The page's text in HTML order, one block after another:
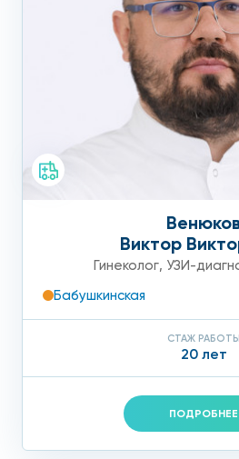
Виктор
Гинеколог, УЗИ-
Бабушкинская
СТАЖ РАБОТЫ
20 лет
ПОДРОБНЕЕ